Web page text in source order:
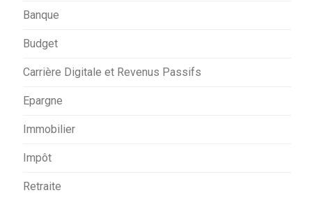
Banque
Budget
Carrière Digitale et Revenus Passifs
Epargne
Immobilier
Impôt
Retraite